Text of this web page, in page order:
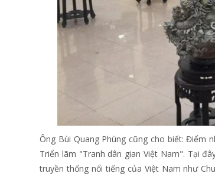
Ông Bùi Quang Phùng cũng cho biết: Điểm
Triển lãm "Tranh dân gian Việt Nam". Tại
truyền thống nổi tiếng của Việt Nam như